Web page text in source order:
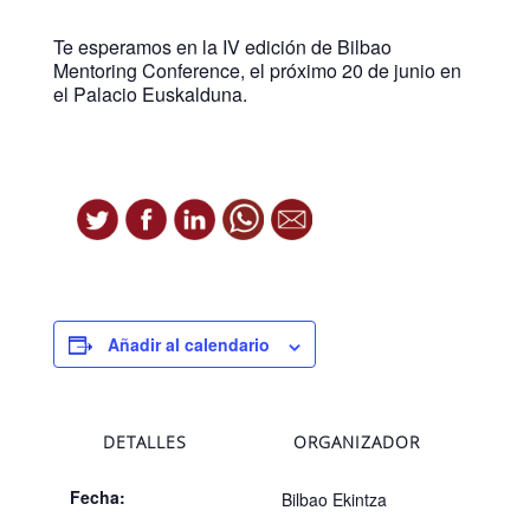
Te esperamos en la IV edición de Bilbao
Mentoring Conference, el próximo 20 de junio en
el Palacio Euskalduna.
Añadir al calendario
DETALLES
Fecha:
ORGANIZADOR
Bilbao Ekintza